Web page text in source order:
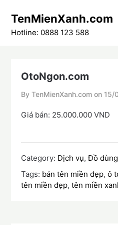
content
TenMienXanh.com
Hotline: 0888 123 588
OtoNgon.com
By TenMienXanh.com on 15/
Giá bán: 25.000.000 VND
Category: Dịch vụ,Đồ
Tags: bán tên miền đẹp,ô
tên miền đẹp,tên miền